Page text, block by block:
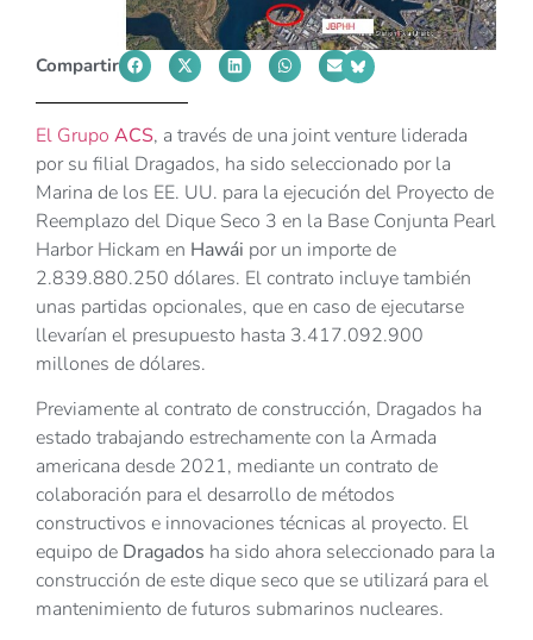
Compartir
El Grupo ACS, a través de una joint venture liderada
por su filial Dragados, ha sido seleccionado por la
Marina de los EE. UU. para la ejecución del Proyecto de
Reemplazo del Dique Seco 3 en la Base Conjunta Pearl
Harbor Hickam en Hawái por un importe de
2.839.880.250 dólares. El contrato incluye también
unas partidas opcionales, que en caso de ejecutarse
llevarían el presupuesto hasta 3.417.092.900
millones de dólares.
Previamente al contrato de construcción, Dragados ha
estado trabajando estrechamente con la Armada
americana desde 2021, mediante un contrato de
colaboración para el desarrollo de métodos
constructivos e innovaciones técnicas al proyecto. El
equipo de Dragados ha sido ahora seleccionado para la
construcción de este dique seco que se utilizará para el
mantenimiento de futuros submarinos nucleares.